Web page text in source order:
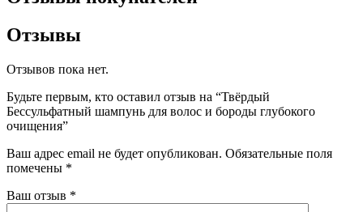
Отзывы
Отзывов пока нет.
Будьте первым, кто оставил отзыв на “Твёрдый
Бессульфатный шампунь для волос и бороды глубокого
очищения”
Ваш адрес email не будет опубликован. Обязательные поля
помечены *
Ваш отзыв *